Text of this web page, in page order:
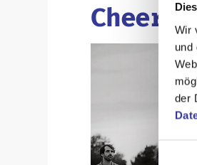
Wir
und
der